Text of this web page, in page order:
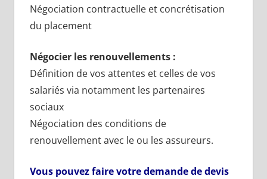
Négociation contractuelle et concrétisation
du placement
Négocier les renouvellements :
Définition de vos attentes et celles de vos
salariés via notamment les partenaires
sociaux
Négociation des conditions de
renouvellement avec le ou les assureurs.
Vous pouvez faire votre demande de devis